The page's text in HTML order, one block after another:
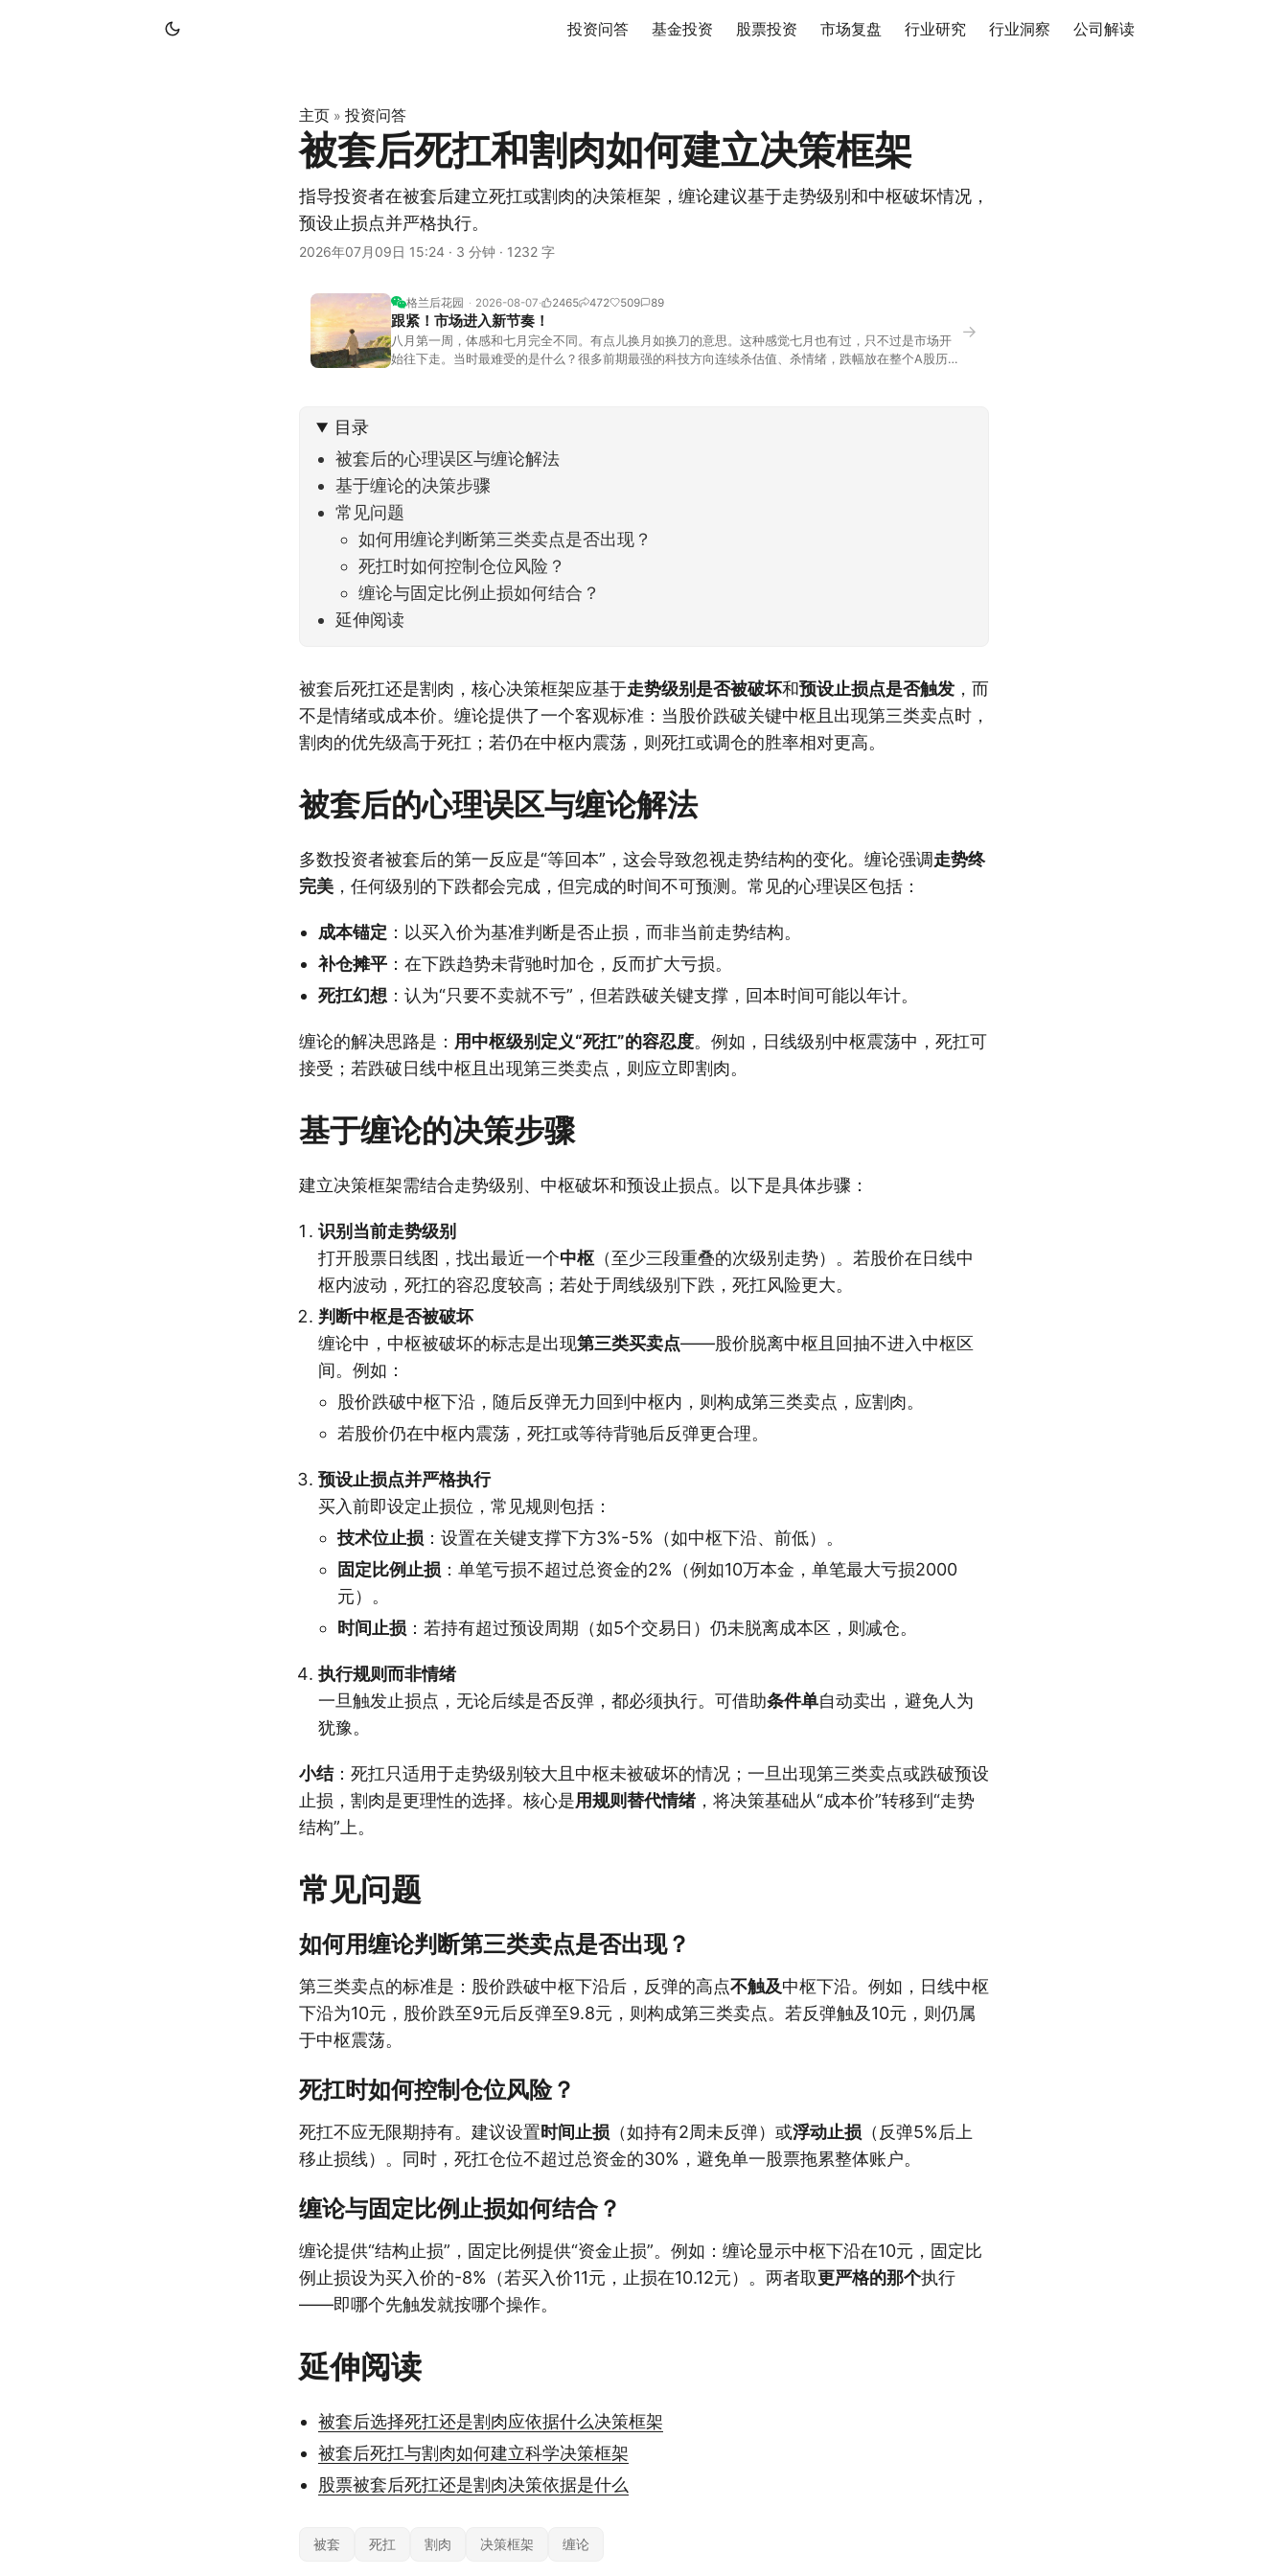
投资问答 基金投资 股票投资 市场复盘 行业研究 行业洞察 公司解读
主页 » 投资问答
被套后死扛和割肉如何建立决策框架
指导投资者在被套后建立死扛或割肉的决策框架，缠论建议基于走势级别和中枢破坏情况，
预设止损点并严格执行。
2026年07月09日 15:24 · 3 分钟 · 1232 字
格兰后花园 2026-08-07 2465 472 509 89
跟紧！市场进入新节奏！
八月第一周，体感和七月完全不同。有点儿换月如换刀的意思。这种感觉七月也有过，只不过是市场开
始往下走。当时最难受的是什么？很多前期最强的科技方向连续杀估值、杀情绪，跌幅放在整个A股历史
→
目录
被套后的心理误区与缠论解法
基于缠论的决策步骤
常见问题
如何用缠论判断第三类卖点是否出现？
死扛时如何控制仓位风险？
缠论与固定比例止损如何结合？
延伸阅读
被套后死扛还是割肉，核心决策框架应基于走势级别是否被破坏和预设止损点是否触发 ，而
不是情绪或成本价。缠论提供了一个客观标准：当股价跌破关键中枢且出现第三类卖点时，
割肉的优先级高于死扛；若仍在中枢内震荡，则死扛或调仓的胜率相对更高。
被套后的心理误区与缠论解法
多数投资者被套后的第一反应是“等回本”，这会导致忽视走势结构的变化。缠论强调走势终
完美 ，任何级别的下跌都会完成，但完成的时间不可预测。常见的心理误区包括：
成本锚定 ：以买入价为基准判断是否止损，而非当前走势结构。
补仓摊平 ：在下跌趋势未背驰时加仓，反而扩大亏损。
死扛幻想 ：认为“只要不卖就不亏”，但若跌破关键支撑，回本时间可能以年计。
缠论的解决思路是： 用中枢级别定义“死扛”的容忍度。例如，日线级别中枢震荡中，死扛可
接受；若跌破日线中枢且出现第三类卖点，则应立即割肉。
基于缠论的决策步骤
建立决策框架需结合走势级别、中枢破坏和预设止损点。以下是具体步骤：
识别当前走势级别
打开股票日线图，找出最近一个中枢 （至少三段重叠的次级别走势）。若股价在日线中
枢内波动，死扛的容忍度较高；若处于周线级别下跌，死扛风险更大。
判断中枢是否被破坏
缠论中，中枢被破坏的标志是出现第三类买卖点——股价脱离中枢且回抽不进入中枢区
间。例如：
股价跌破中枢下沿，随后反弹无力回到中枢内，则构成第三类卖点，应割肉。
若股价仍在中枢内震荡，死扛或等待背驰后反弹更合理。
预设止损点并严格执行
买入前即设定止损位，常见规则包括：
技术位止损 ：设置在关键支撑下方3%-5%（如中枢下沿、前低）。
固定比例止损 ：单笔亏损不超过总资金的2%（例如10万本金，单笔最大亏损2000
元）。
时间止损 ：若持有超过预设周期（如5个交易日）仍未脱离成本区，则减仓。
执行规则而非情绪
一旦触发止损点，无论后续是否反弹，都必须执行。可借助条件单自动卖出，避免人为
犹豫。
小结：死扛只适用于走势级别较大且中枢未被破坏的情况；一旦出现第三类卖点或跌破预设
止损，割肉是更理性的选择。核心是用规则替代情绪，将决策基础从“成本价”转移到“走势
结构”上。
常见问题
如何用缠论判断第三类卖点是否出现？
第三类卖点的标准是：股价跌破中枢下沿后，反弹的高点不触及中枢下沿。例如，日线中枢
下沿为10元，股价跌至9元后反弹至9.8元，则构成第三类卖点。若反弹触及10元，则仍属
于中枢震荡。
死扛时如何控制仓位风险？
死扛不应无限期持有。建议设置时间止损 （如持有2周未反弹）或浮动止损 （反弹5%后上
移止损线）。同时，死扛仓位不超过总资金的30%，避免单一股票拖累整体账户。
缠论与固定比例止损如何结合？
缠论提供“结构止损”，固定比例提供“资金止损”。例如：缠论显示中枢下沿在10元，固定比
例止损设为买入价的-8%（若买入价11元，止损在10.12元）。两者取更严格的那个执行
——即哪个先触发就按哪个操作。
延伸阅读
被套后选择死扛还是割肉应依据什么决策框架
被套后死扛与割肉如何建立科学决策框架
股票被套后死扛还是割肉决策依据是什么
被套 死扛 割肉 决策框架 缠论